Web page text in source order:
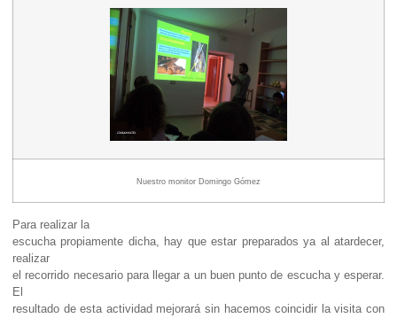
Nuestro monitor Domingo Gómez
Para realizar la
escucha propiamente dicha, hay que estar preparados ya al atardecer,
realizar
el recorrido necesario para llegar a un buen punto de escucha y esperar.
El
resultado de esta actividad mejorará sin hacemos coincidir la visita con